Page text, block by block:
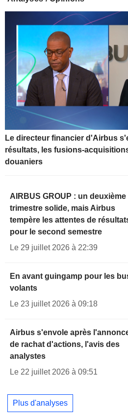
Le directeur financier d'Airbus
résultats, les fusions-
douaniers
AIRBUS GROUP : un deuxième
trimestre solide, mais Airbus
tempère les attentes de
pour le second semestre
Le 29 juillet 2026 à 22:39
En avant guingamp pour les
volants
Le 23 juillet 2026 à 09:18
Airbus s'envole après
de rachat d'actions, l'avis des
analystes
Le 22 juillet 2026 à 09:51
Plus d'analyses